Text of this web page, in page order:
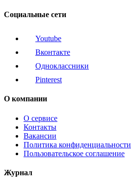
Социальные сети
Youtube
Вконтакте
Одноклассники
Pinterest
О компании
О сервисе
Контакты
Вакансии
Политика конфиденциальности
Пользовательское соглашение
Журнал